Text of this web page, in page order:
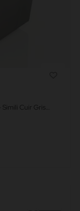
Cuir Gris